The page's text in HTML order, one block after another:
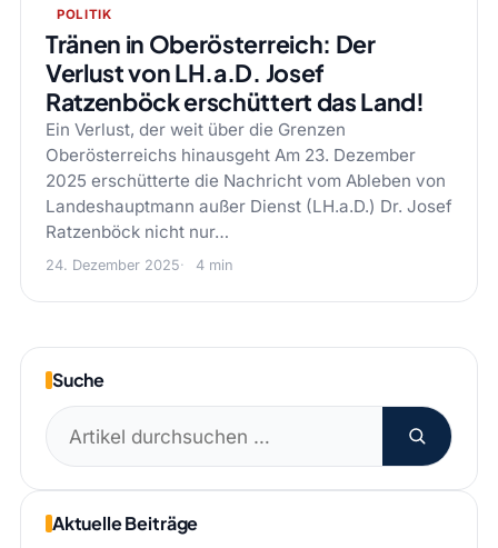
POLITIK
Tränen in Oberösterreich: Der
Verlust von LH.a.D. Josef
Ratzenböck erschüttert das Land!
Ein Verlust, der weit über die Grenzen
Oberösterreichs hinausgeht Am 23. Dezember
2025 erschütterte die Nachricht vom Ableben von
Landeshauptmann außer Dienst (LH.a.D.) Dr. Josef
Ratzenböck nicht nur…
24. Dezember 2025 4 min
Suche
Suchen
nach:
Aktuelle Beiträge